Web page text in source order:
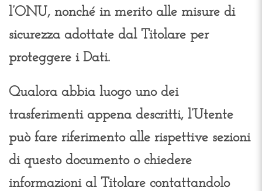
l’ONU, nonché in merito alle misure di
sicurezza adottate dal Titolare per
proteggere i Dati.
Qualora abbia luogo uno dei
trasferimenti appena descritti, l’Utente
può fare riferimento alle rispettive sezioni
di questo documento o chiedere
informazioni al Titolare contattandolo